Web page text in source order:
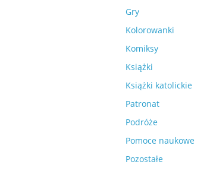
Gry
Kolorowanki
Komiksy
Książki
Książki katolickie
Patronat
Podróże
Pomoce naukowe
Pozostałe